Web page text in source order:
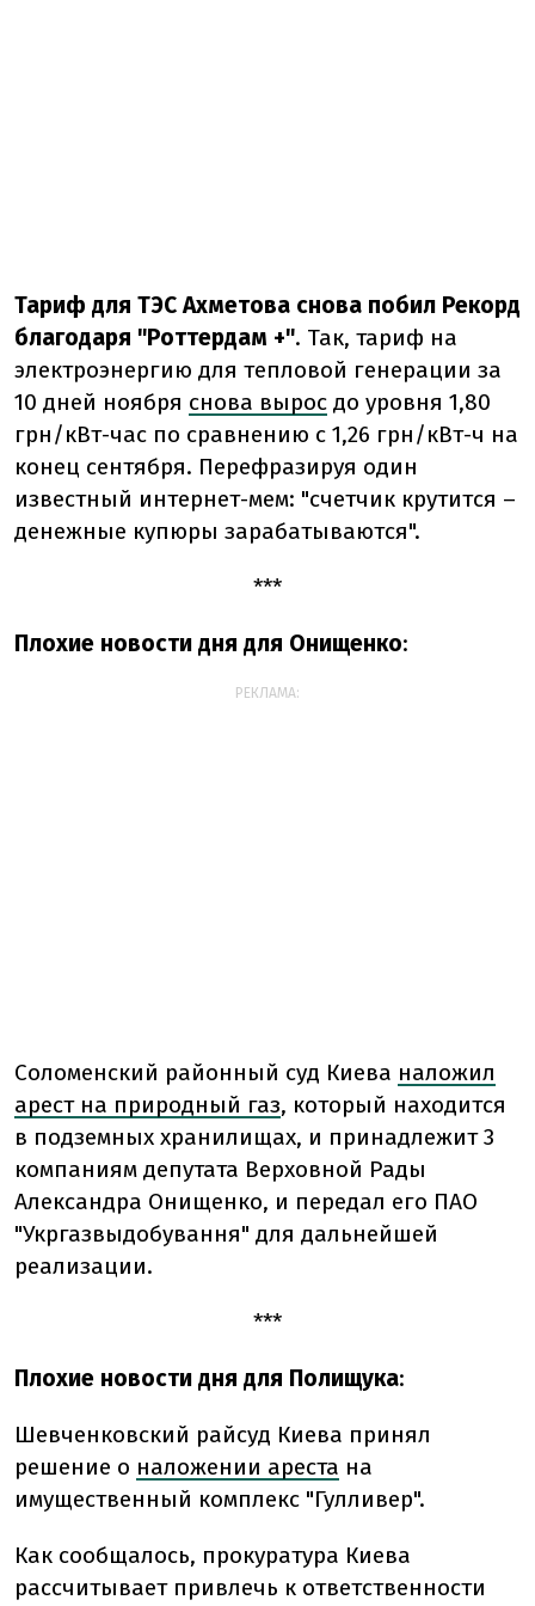
Тариф для ТЭС Ахметова снова побил Рекорд
благодаря "Роттердам +". Так, тариф на
электроэнергию для тепловой генерации за
10 дней ноября снова вырос до уровня 1,80
грн/кВт-час по сравнению с 1,26 грн/кВт-ч на
конец сентября. Перефразируя один
известный интернет-мем: "счетчик крутится –
денежные купюры зарабатываются".
***
Плохие новости дня для Онищенко:
РЕКЛАМА:
Соломенский районный суд Киева наложил
арест на природный газ, который находится
в подземных хранилищах, и принадлежит 3
компаниям депутата Верховной Рады
Александра Онищенко, и передал его ПАО
"Укргазвыдобування" для дальнейшей
реализации.
***
Плохие новости дня для Полищука:
Шевченковский райсуд Киева принял
решение о наложении ареста на
имущественный комплекс "Гулливер".
Как сообщалось, прокуратура Киева
рассчитывает привлечь к ответственности